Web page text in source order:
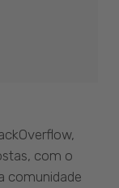
com o
comunidade